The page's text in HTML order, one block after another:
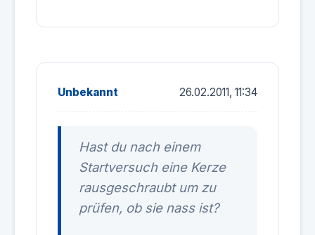
Unbekannt 26.02.2011, 11:34
Hast du nach einem
Startversuch eine Kerze
rausgeschraubt um zu
prüfen, ob sie nass ist?